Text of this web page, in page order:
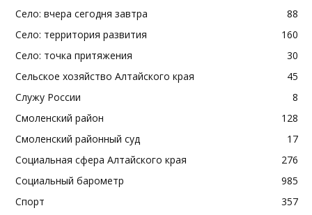
Село: вчера сегодня завтра
88
Село: территория развития
160
Село: точка притяжения
30
Сельское хозяйство Алтайского края
45
Служу России
8
Смоленский район
128
Смоленский районный суд
17
Социальная сфера Алтайского края
276
Социальный барометр
985
Спорт
357